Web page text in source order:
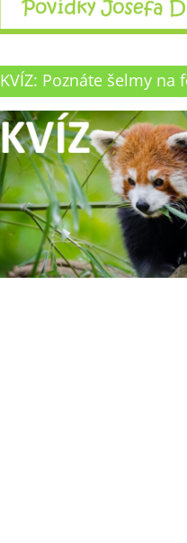
KVÍZ: Poznáte šelmy na